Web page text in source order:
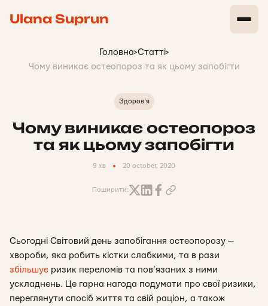
Ulana Suprun
Головна>Статті>
Чому виникає остеопороз та як цьому запобігти
Здоров'я
Чому виникає остеопороз
та як цьому запобігти
9 хв 20 october, 2020
Поширити:
Сьогодні Світовий день запобігання остеопорозу —
хвороби, яка робить кістки слабкими, та в рази
збільшує ризик переломів та пов’язаних з ними
ускладнень. Це гарна нагода подумати про свої ризики,
переглянути спосіб життя та свій раціон, а також